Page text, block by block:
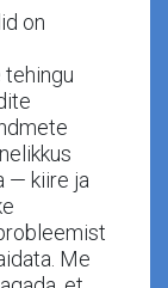
on
— kiire ja
Me